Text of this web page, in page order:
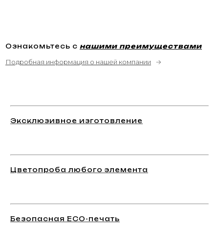
Ознакомьтесь с нашими преимуществами
Подробная информация о нашей компании →
Эксклюзивное изготовление
Цветопроба любого элемента
Безопасная ECO-печать